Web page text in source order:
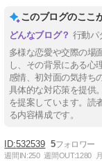
このブログのここ
行動パ
多様な恋愛や交際の場
し、その背景にある心
感情、初対面の気持ち
具体的な対応策を提供
を提案しています。読
る内容構成です。
532539 5
週間IN:250 週間OUT:1280